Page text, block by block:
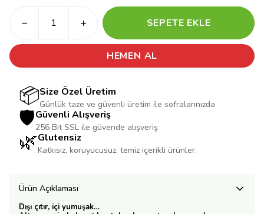
SEPETE EKLE
HEMEN AL
📦Size Özel Üretim
Günlük taze ve güvenli üretim ile sofralarınızda
🛡️Güvenli Alışveriş
256 Bit SSL ile güvende alışveriş
🌿Glutensiz
Katkısız, koruyucusuz, temiz içerikli ürünler.
Ürün Açıklaması
Dışı çıtır, içi yumuşak…